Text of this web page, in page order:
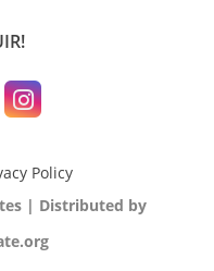
Policy
| Distributed by